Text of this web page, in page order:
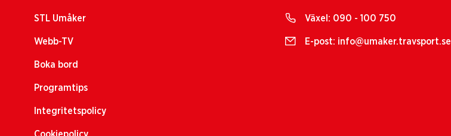
STL Umåker
Webb-TV
Boka bord
Programtips
Integritetspolicy
Växel: 090 - 100 750
E-post: info@umaker.travsport.se